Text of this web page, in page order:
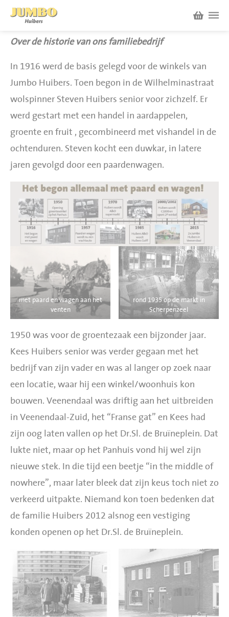
P.W.A. Park
Bruïneplein
Petenbos
Werken bij Jumbo Huibers
Vacatures en Solliciteren
Werken en leren
Jumbo.com
BBQ gigant webshop
Jumbo Huibers Specials
Over de historie van ons familiebedrijf
In 1916 werd de basis gelegd voor de winkels van
Jumbo Huibers. Toen begon in de Wilhelminastraat
wolspinner Steven Huibers senior voor zichzelf. Er
werd gestart met een handel in aardappelen,
groente en fruit , gecombineerd met vishandel in de
ochtenduren. Steven kocht een duwkar, in latere
jaren gevolgd door een paardenwagen.
met paard en wagen aan het
venten
rond 1935 op de markt in
Scherpenzeel
1950 was voor de groentezaak een bijzonder jaar.
Kees Huibers senior was verder gegaan met het
bedrijf van zijn vader en was al langer op zoek naar
een locatie, waar hij een winkel/woonhuis kon
bouwen. Veenendaal was driftig aan het uitbreiden
in Veenendaal-Zuid, het “Franse gat” en Kees had
zijn oog laten vallen op het Dr.Sl. de Bruïneplein. Dat
lukte niet, maar op het Panhuis vond hij wel zijn
nieuwe stek. In die tijd een beetje “in the middle of
nowhere”, maar later bleek dat zijn keus toch niet zo
verkeerd uitpakte. Niemand kon toen bedenken dat
de familie Huibers 2012 alsnog een vestiging
konden openen op het Dr.Sl. de Bruïneplein.